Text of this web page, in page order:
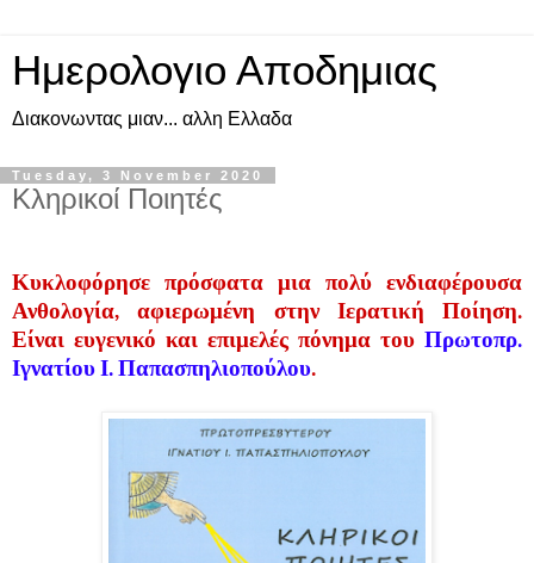
Ημερολογιο Αποδημιας
Διακονωντας μιαν... αλλη Ελλαδα
Tuesday, 3 November 2020
Κληρικοί Ποιητές
Κυκλοφόρησε πρόσφατα μια πολύ ενδιαφέρουσα
Ανθολογία, αφιερωμένη στην Ιερατική Ποίηση.
Είναι ευγενικό και επιμελές πόνημα του Πρωτοπρ.
Ιγνατίου Ι. Παπασπηλιοπούλου.